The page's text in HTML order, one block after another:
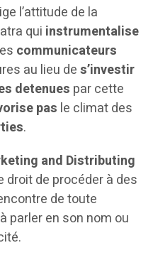
l’attitude de la
qui instrumentalise
communicateurs
au lieu des’investir
detenues par cette
pas le climat des
.
and Distributing
droit de procéder à des
de toute
parler en son nom ou